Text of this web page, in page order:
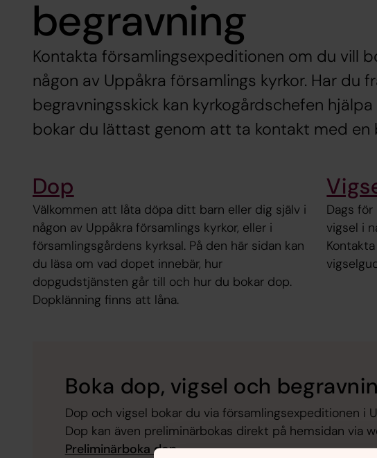
begravning
Kontakta församlingsexpeditionen om du vill
någon av Uppåkra församlings kyrkor. Har du
begravningsskick kan kyrkogårdschefen hjälpa
bokar du lättast genom att ta kontakt med en
Dop
Välkommen att låta döpa ditt barn eller dig själv i
någon av Uppåkra församlings kyrkor, eller i
församlingsgårdens kyrksal. På den här sidan kan
du läsa om vad dopet innebär, hur
dopgudstjänsten går till och hur du bokar dop.
Dopklänning finns att låna.
Dags
vigsel i
Boka dop, vigsel och
Dop och vigsel bokar du via församlingsexpeditionen i
Dop kan även preliminärbokas direkt på hemsidan via
Preliminärboka dop